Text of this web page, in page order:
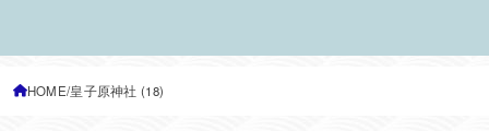
HOME 皇子原神社 (18)